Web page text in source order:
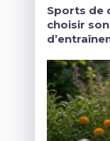
Sports de
choisir